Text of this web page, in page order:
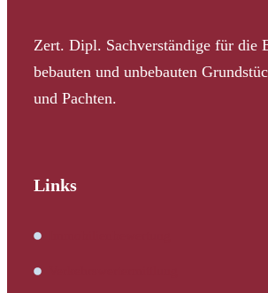
Zert. Dipl. Sachverständige für die
bebauten und unbebauten
und Pachten.
Links